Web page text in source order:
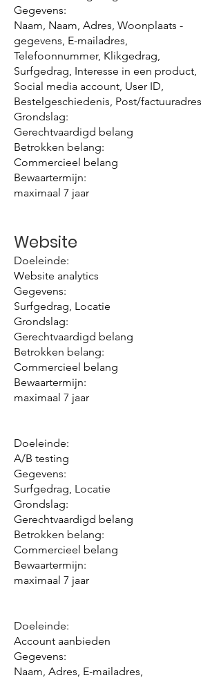
Gegevens:
Naam, Naam, Adres, Woonplaats -
gegevens, E-mailadres,
Telefoonnummer, Klikgedrag,
Surfgedrag, Interesse in een product,
Social media account, User ID,
Bestelgeschiedenis, Post/factuuradres
Grondslag:
Gerechtvaardigd belang
Betrokken belang:
Commercieel belang
Bewaartermijn:
maximaal 7 jaar
Website
Doeleinde:
Website analytics
Gegevens:
Surfgedrag, Locatie
Grondslag:
Gerechtvaardigd belang
Betrokken belang:
Commercieel belang
Bewaartermijn:
maximaal 7 jaar
Doeleinde:
A/B testing
Gegevens:
Surfgedrag, Locatie
Grondslag:
Gerechtvaardigd belang
Betrokken belang:
Commercieel belang
Bewaartermijn:
maximaal 7 jaar
Doeleinde:
Account aanbieden
Gegevens:
Naam, Adres, E-mailadres,